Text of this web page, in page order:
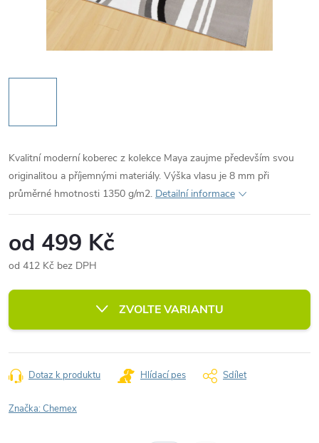
Kvalitní moderní koberec z kolekce Maya zaujme především svou
originalitou a příjemnými materiály. Výška vlasu je 8 mm při
průměrné hmotnosti 1350 g/m2. Detailní informace
od 499 Kč
od 412 Kč bez DPH
cena:
ZVOLTE VARIANTU
Dotaz k produktu Hlídací pes Sdílet
Značka:Chemex